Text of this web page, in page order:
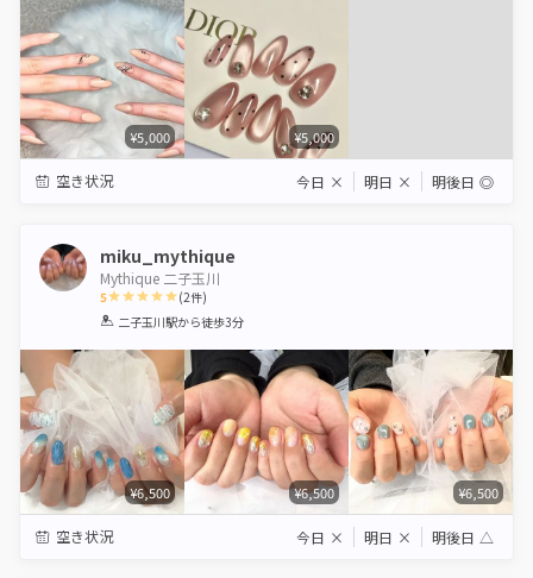
¥5,000 ¥5,000
空き状況 今日 × 明日 × 明後日 ◎
miku_mythique
Mythique 二子玉川
5
1 2 3 4 5
(2件)
二子玉川駅から徒歩3分
¥6,500 ¥6,500 ¥6,500
空き状況 今日 × 明日 × 明後日 △